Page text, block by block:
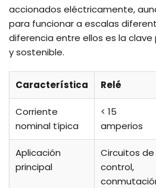
accionados eléctricamente,
para funcionar a escalas
diferencia entre ellos es la clave
y sostenible.
Característica Relé
Corriente
nominal típica
< 15
amperios
Aplicación
principal
Circuitos de
control,